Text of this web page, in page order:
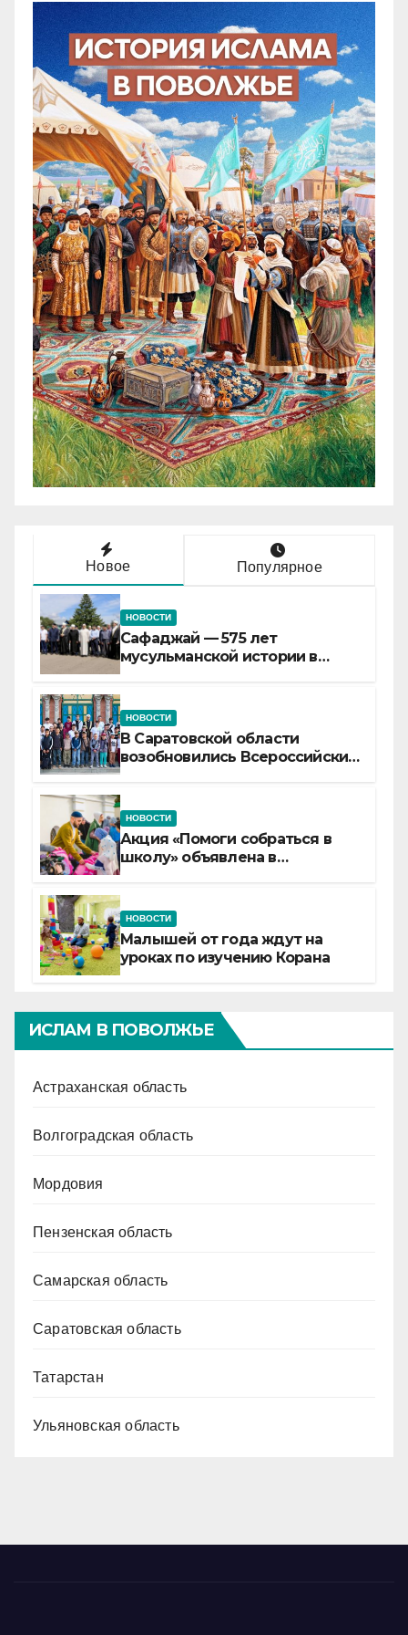
Новое Популярное
НОВОСТИ
Сафаджай — 575 лет
мусульманской истории в
НОВОСТИ
В Саратовской области
возобновились Всероссийские
НОВОСТИ
Акция «Помоги собраться в
школу» объявлена в
НОВОСТИ
Малышей от года ждут на
уроках по изучению Корана
ИСЛАМ В ПОВОЛЖЬЕ
Астраханская область
Волгоградская область
Мордовия
Пензенская область
Самарская область
Саратовская область
Татарстан
Ульяновская область